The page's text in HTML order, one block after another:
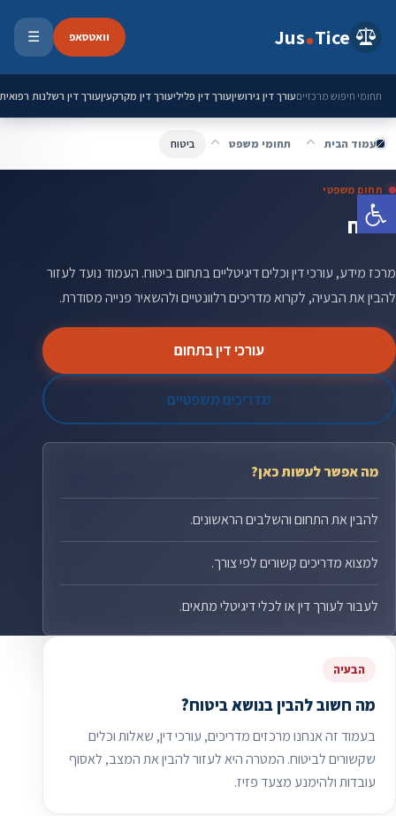
פתח סרגל נגישות
Jus Tice וואטסאפ ☰
תחומי חיפוש מרכזייםעורך דין גירושיןעורך דין פליליעורך דין מקרקעיןעורך דין רשלנות רפואית
עמוד הבית תחומי משפט ביטוח
תחום משפטי
ביטוח
מרכז מידע, עורכי דין וכלים דיגיטליים בתחום ביטוח. העמוד נועד לעזור
להבין את הבעיה, לקרוא מדריכים רלוונטיים ולהשאיר פנייה מסודרת.
עורכי דין בתחום
מדריכים משפטיים
מה אפשר לעשות כאן?
להבין את התחום והשלבים הראשונים.
למצוא מדריכים קשורים לפי צורך.
לעבור לעורך דין או לכלי דיגיטלי מתאים.
הבעיה
מה חשוב להבין בנושא ביטוח?
בעמוד זה אנחנו מרכזים מדריכים, עורכי דין, שאלות וכלים
שקשורים לביטוח. המטרה היא לעזור להבין את המצב, לאסוף
עובדות ולהימנע מצעד פזיז.